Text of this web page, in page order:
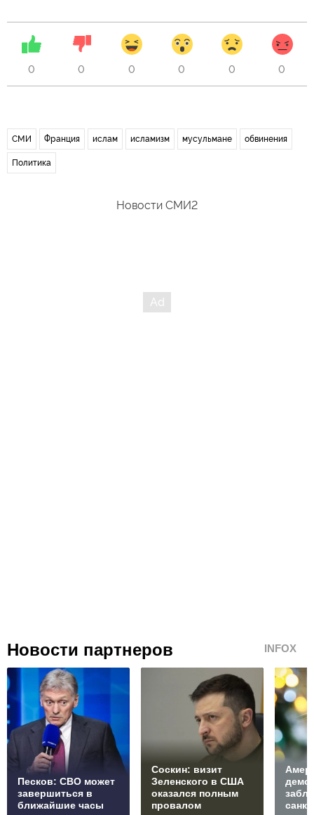
0 0 0 0 0 0
СМИ Франция ислам исламизм мусульмане обвинения
Политика
Новости СМИ2
Новости партнеров INFOX
Песков: СВО может
завершиться в
ближайшие часы
Соскин: визит
Зеленского в США
оказался полным
провалом